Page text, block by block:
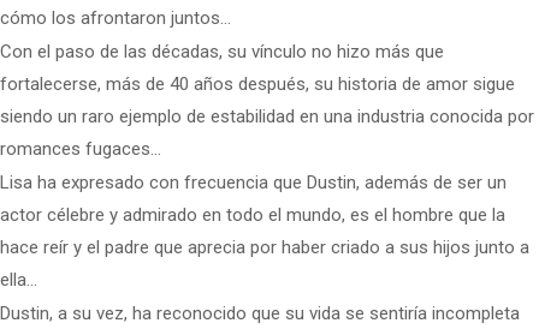
cómo los afrontaron juntos…
Con el paso de las décadas, su vínculo no hizo más que
fortalecerse, más de 40 años después, su historia de amor sigue
siendo un raro ejemplo de estabilidad en una industria conocida por
romances fugaces…
Lisa ha expresado con frecuencia que Dustin, además de ser un
actor célebre y admirado en todo el mundo, es el hombre que la
hace reír y el padre que aprecia por haber criado a sus hijos junto a
ella…
Dustin, a su vez, ha reconocido que su vida se sentiría incompleta